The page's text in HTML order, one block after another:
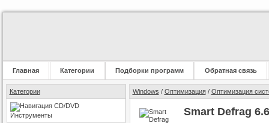
Главная Категории Подборки программ Обратная связь
Категории
CD/DVD
Инструменты
Windows / Оптимизация/ Оптимизация
Smart Defrag